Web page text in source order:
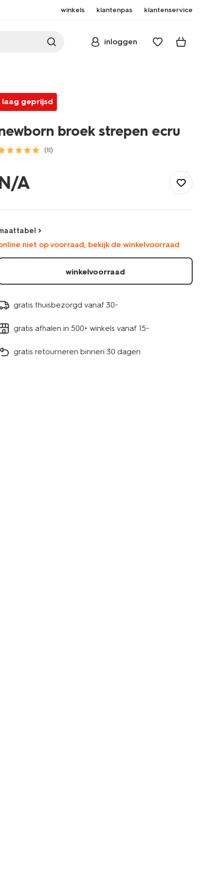
winkels klantenpas klantenservice
inloggen
laag geprijsd
broek strepen ecru
(11)
kleding/newborn-
broek-
strepen-
A
niet op voorraad, bekijk de winkelvoorraad
winkelvoorraad
gratis thuisbezorgd vanaf 30.-
gratis afhalen in 500+ winkels vanaf 15.-
gratis retourneren binnen 30 dagen